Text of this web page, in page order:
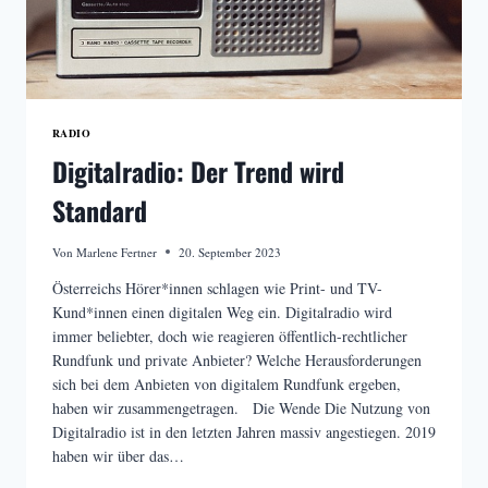
RADIO
Digitalradio: Der Trend wird
Standard
Von Marlene Fertner 20. September 2023
Österreichs Hörer*innen schlagen wie Print- und TV-
Kund*innen einen digitalen Weg ein. Digitalradio wird
immer beliebter, doch wie reagieren öffentlich-rechtlicher
Rundfunk und private Anbieter? Welche Herausforderungen
sich bei dem Anbieten von digitalem Rundfunk ergeben,
haben wir zusammengetragen. Die Wende Die Nutzung von
Digitalradio ist in den letzten Jahren massiv angestiegen. 2019
haben wir über das…